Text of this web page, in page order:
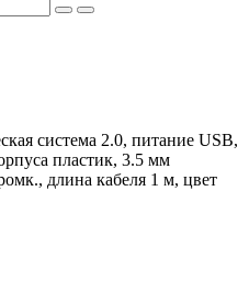
система 2.0, питание USB,
пластик, 3.5 мм
длина кабеля 1 м, цвет